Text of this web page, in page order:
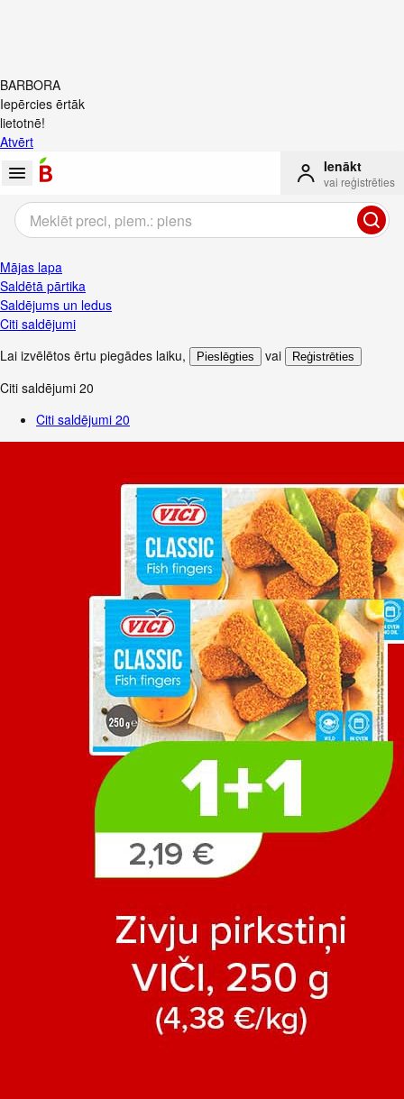
BARBORA
Iepērcies ērtāk
lietotnē!
Atvērt
Ienākt
vai reģistrēties
Mājas lapa
Saldētā pārtika
Saldējums un ledus
Citi saldējumi
Lai izvēlētos ērtu piegādes laiku, Pieslēgties vai Reģistrēties
Citi saldējumi 20
Citi saldējumi 20